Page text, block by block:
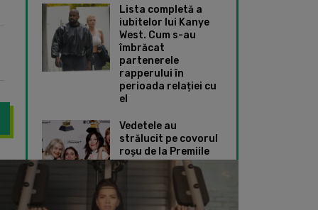
Lista completă a
iubitelor lui Kanye
West. Cum s-au
îmbrăcat
partenerele
rapperului în
perioada relației cu
el
Vedetele au
strălucit pe covorul
roșu de la Premiile
Grammy 2024. Ce
ținute speciale au
ales Taylor Swift și
Dua Lipa
Youtube-ul cu piesa asta! A depășit 300 de milioane de